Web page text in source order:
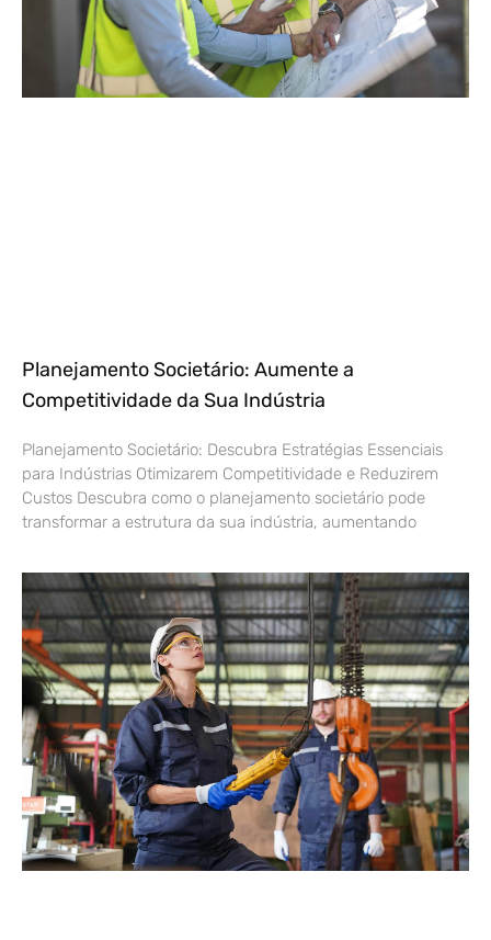
Planejamento Societário: Aumente a
Competitividade da Sua Indústria
Planejamento Societário: Descubra Estratégias Essenciais
para Indústrias Otimizarem Competitividade e Reduzirem
Custos Descubra como o planejamento societário pode
transformar a estrutura da sua indústria, aumentando